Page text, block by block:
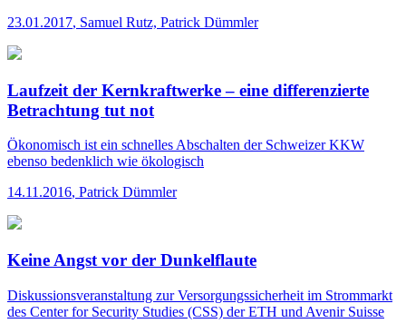
23.01.2017, Samuel Rutz, Patrick Dümmler
Laufzeit der Kernkraftwerke – eine differenzierte
Betrachtung tut not
Ökonomisch ist ein schnelles Abschalten der Schweizer KKW
ebenso bedenklich wie ökologisch
14.11.2016, Patrick Dümmler
Keine Angst vor der Dunkelflaute
Diskussionsveranstaltung zur Versorgungssicherheit im Strommarkt
des Center for Security Studies (CSS) der ETH und Avenir Suisse